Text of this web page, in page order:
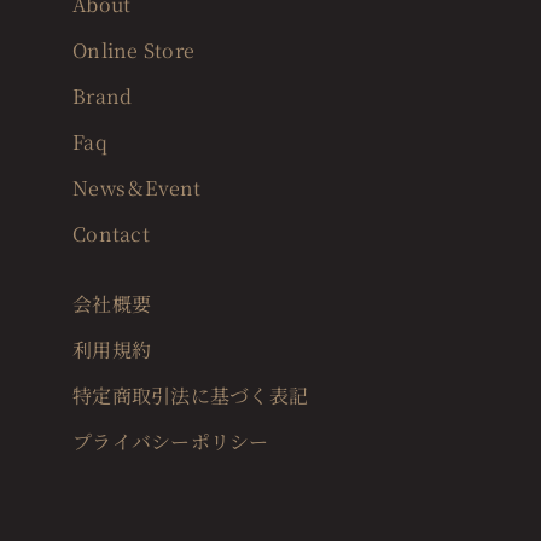
Online Store
Brand
Faq
News＆Event
Contact
会社概要
利用規約
特定商取引法に基づく表記
プライバシーポリシー